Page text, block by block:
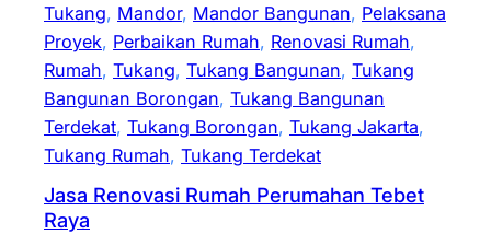
Tukang, Mandor, Mandor Bangunan, Pelaksana
Proyek, Perbaikan Rumah, Renovasi Rumah
Rumah, Tukang, Tukang Bangunan, Tukang
Bangunan Borongan, Tukang Bangunan
Terdekat, Tukang Borongan, Tukang Jakarta
Tukang Rumah, Tukang Terdekat
Jasa Renovasi Rumah Perumahan Tebet
Raya